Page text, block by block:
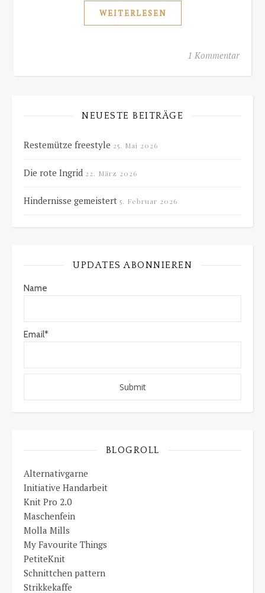
WEITERLESEN
1 Kommentar
NEUESTE BEITRÄGE
Restemütze freestyle 25. Mai 2026
Die rote Ingrid 22. März 2026
Hindernisse gemeistert 5. Februar 2026
UPDATES ABONNIEREN
Name
Email*
BLOGROLL
Alternativgarne
Initiative Handarbeit
Knit Pro 2.0
Maschenfein
Molla Mills
My Favourite Things
PetiteKnit
Schnittchen pattern
Strikkekaffe